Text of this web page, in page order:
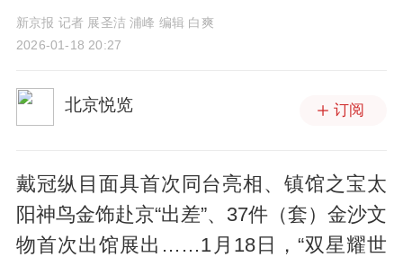
新京报 记者 展圣洁 浦峰 编辑 白爽
2026-01-18 20:27
北京悦览 订阅
戴冠纵目面具首次同台亮相、镇馆之宝太
阳神鸟金饰赴京“出差”、37件（套）金沙文
物首次出馆展出……1月18日，“双星耀世